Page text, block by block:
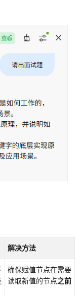
解决方法
确保赋值节点在需要
读取新值的节点之前